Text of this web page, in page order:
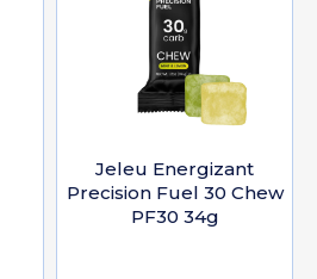
Jeleu Energizant
Precision Fuel 30 Chew
PF30 34g